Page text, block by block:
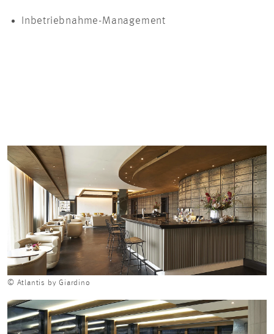
Inbetriebnahme-Management
© Atlantis by Giardino